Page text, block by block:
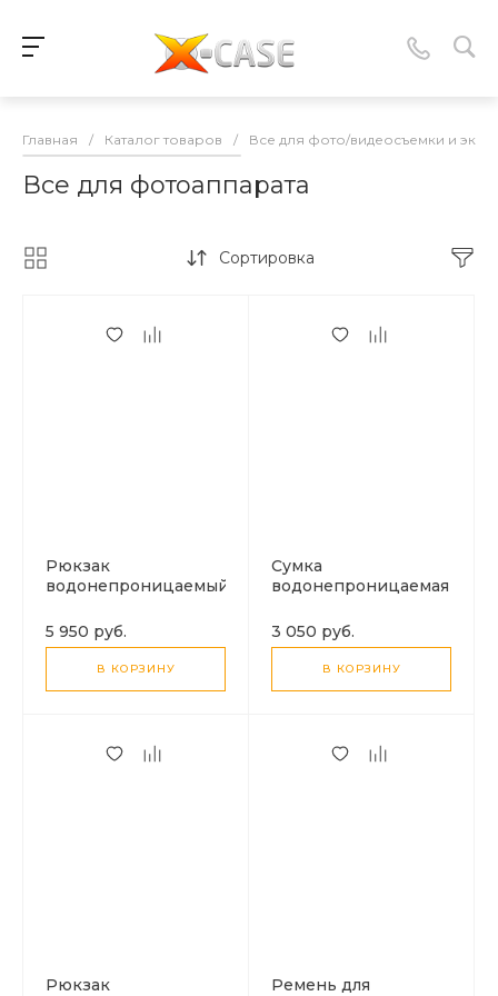
Главная / Каталог товаров / Все для фото/видеосъемки и
Все для фотоаппарата
Сортировка
Рюкзак
водонепроницаемый
камеры и др., 5018,
PULUZ, с солнечной
батареей 12Вт,
черный
5 950 руб.
В КОРЗИНУ
Сумка
водонепроницаемая
камеры и др., 5016,
PULUZ, складная,
черный
3 050 руб.
В КОРЗИНУ
Рюкзак
Ремень для